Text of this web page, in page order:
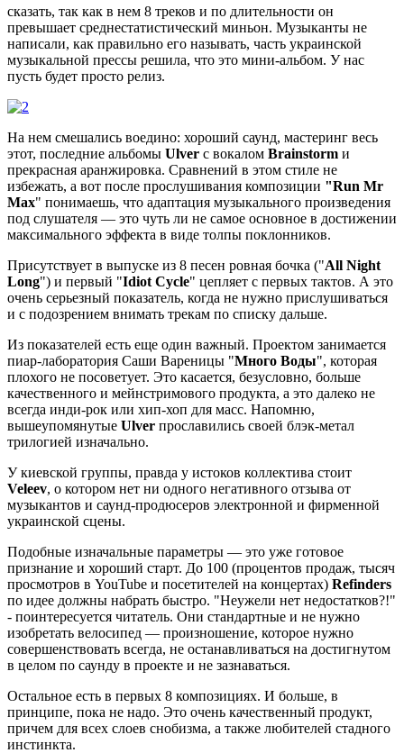
сказать, так как в нем 8 треков и по длительности он
превышает среднестатистический миньон. Музыканты не
написали, как правильно его называть, часть украинской
музыкальной прессы решила, что это мини-альбом. У нас
пусть будет просто релиз.
На нем смешались воедино: хороший саунд, мастеринг весь
этот, последние альбомы Ulver с вокалом Brainstorm и
прекрасная аранжировка. Сравнений в этом стиле не
избежать, а вот после прослушивания композиции "Run Mr
Max" понимаешь, что адаптация музыкального произведения
под слушателя — это чуть ли не самое основное в достижении
максимального эффекта в виде толпы поклонников.
Присутствует в выпуске из 8 песен ровная бочка ("All Night
Long") и первый "Idiot Cycle" цепляет с первых тактов. А это
очень серьезный показатель, когда не нужно прислушиваться
и с подозрением внимать трекам по списку дальше.
Из показателей есть еще один важный. Проектом занимается
пиар-лаборатория Саши Вареницы "Много Воды", которая
плохого не посоветует. Это касается, безусловно, больше
качественного и мейнстримового продукта, а это далеко не
всегда инди-рок или хип-хоп для масс. Напомню,
вышеупомянутые Ulver прославились своей блэк-метал
трилогией изначально.
У киевской группы, правда у истоков коллектива стоит
Veleev, о котором нет ни одного негативного отзыва от
музыкантов и саунд-продюсеров электронной и фирменной
украинской сцены.
Подобные изначальные параметры — это уже готовое
признание и хороший старт. До 100 (процентов продаж, тысяч
просмотров в YouTube и посетителей на концертах) Refinders
по идее должны набрать быстро. "Неужели нет недостатков?!"
- поинтересуется читатель. Они стандартные и не нужно
изобретать велосипед — произношение, которое нужно
совершенствовать всегда, не останавливаться на достигнутом
в целом по саунду в проекте и не зазнаваться.
Остальное есть в первых 8 композициях. И больше, в
принципе, пока не надо. Это очень качественный продукт,
причем для всех слоев снобизма, а также любителей стадного
инстинкта.